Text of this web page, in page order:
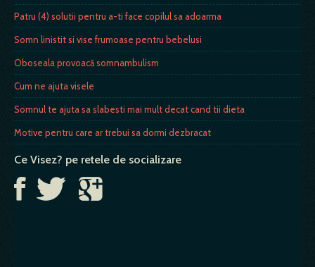
Patru (4) solutii pentru a-ti face copilul sa adoarma
Somn linistit si vise frumoase pentru bebelusi
Oboseala provoacă somnambulism
Cum ne ajuta visele
Somnul te ajuta sa slabesti mai mult decat cand tii dieta
Motive pentru care ar trebui sa dormi dezbracat
Ce Visez? pe retele de socializare